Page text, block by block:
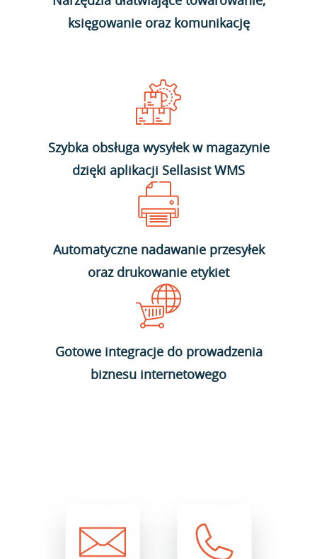
księgowanie oraz komunikację
Szybka obsługa wysyłek w magazynie
dzięki aplikacji Sellasist WMS
Automatyczne nadawanie przesyłek
oraz drukowanie etykiet
Gotowe integracje do prowadzenia
biznesu internetowego